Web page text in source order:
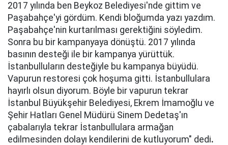
2017 yılında ben Beykoz Belediyesi'nde gittim ve
Paşabahçe'yi gördüm. Kendi bloğumda yazı yazdım.
Paşabahçe'nin kurtarılması gerektiğini söyledim.
Sonra bu bir kampanyaya dönüştü. 2017 yılında
basının desteği ile bir kampanya yürüttük.
İstanbulluların desteğiyle bu kampanya büyüdü.
Vapurun restoresi çok hoşuma gitti. İstanbullulara
hayırlı olsun diyorum. Böyle bir vapurun tekrar
İstanbul Büyükşehir Belediyesi, Ekrem İmamoğlu ve
Şehir Hatları Genel Müdürü Sinem Dedetaş'ın
çabalarıyla tekrar İstanbullulara armağan
edilmesinden dolayı kendilerini de kutluyorum" dedi.